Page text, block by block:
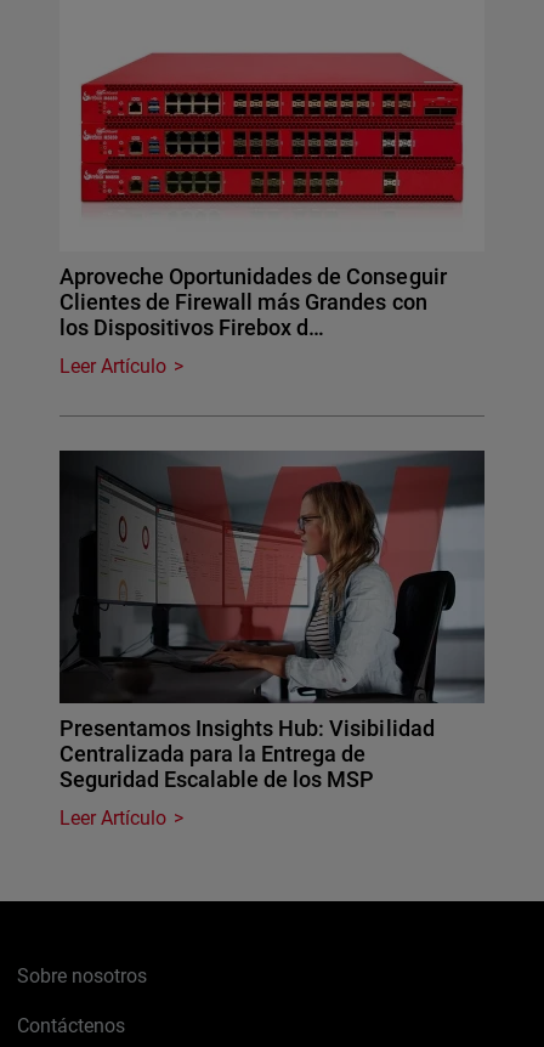
Aproveche Oportunidades de Conseguir
Clientes de Firewall más Grandes con
los Dispositivos Firebox d…
Leer Artículo
Presentamos Insights Hub: Visibilidad
Centralizada para la Entrega de
Seguridad Escalable de los MSP
Leer Artículo
Sobre nosotros
Contáctenos